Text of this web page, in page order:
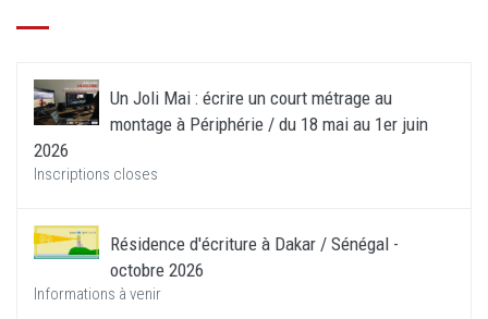
Un Joli Mai : écrire un court métrage au
montage à Périphérie / du 18 mai au 1er juin
2026
Inscriptions closes
Résidence d'écriture à Dakar / Sénégal -
octobre 2026
Informations à venir